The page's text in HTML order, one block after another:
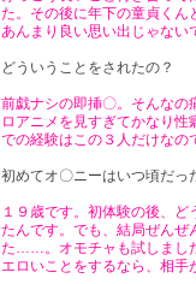
た。その後に年下の童貞くん
あんまり良い思い出じゃない
どういうことをされたの？
前戯ナシの即挿〇。そんなの
ロアニメを見すぎてかなり性
での経験はこの３人だけなの
初めてオ〇ニーはいつ頃だっ
１９歳です。初体験の後、
たんです。でも、結局ぜんぜ
た……。オモチャも試しまし
エロいことをするなら、相手